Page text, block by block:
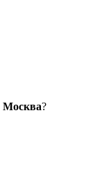
Москва?